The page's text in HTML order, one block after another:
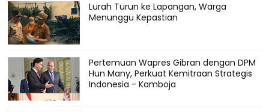
Lurah Turun ke Lapangan, Warga
Menunggu Kepastian
Pertemuan Wapres Gibran dengan DPM
Hun Many, Perkuat Kemitraan Strategis
Indonesia - Kamboja